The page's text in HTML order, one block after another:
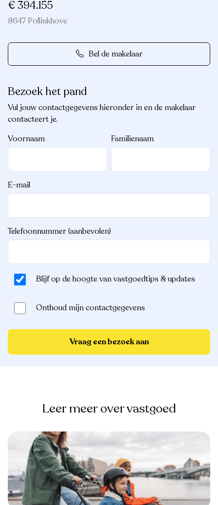
€ 394.155
8647 Pollinkhove
Bel de makelaar
Bezoek het pand
Vul jouw contactgegevens hieronder in en de makelaar
contacteert je.
Voornaam
Familienaam
E-mail
Telefoonnummer (aanbevolen)
Blijf op de hoogte van vastgoedtips & updates
Onthoud mijn contactgegevens
Vraag een bezoek aan
Leer meer over vastgoed